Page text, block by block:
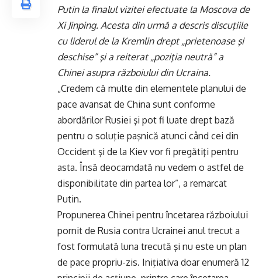
Putin la finalul vizitei efectuate la Moscova de
Xi Jinping. Acesta din urmă a descris discuţiile
cu liderul de la Kremlin drept „prietenoase şi
deschise” şi a reiterat „poziţia neutră” a
Chinei asupra războiului din Ucraina.
„Credem că multe din elementele planului de
pace avansat de China sunt conforme
abordărilor Rusiei şi pot fi luate drept bază
pentru o soluţie paşnică atunci când cei din
Occident şi de la Kiev vor fi pregătiţi pentru
asta. Însă deocamdată nu vedem o astfel de
disponibilitate din partea lor”, a remarcat
Putin.
Propunerea Chinei pentru încetarea războiului
pornit de Rusia contra Ucrainei anul trecut a
fost formulată luna trecută şi nu este un plan
de pace propriu-zis. Iniţiativa doar enumeră 12